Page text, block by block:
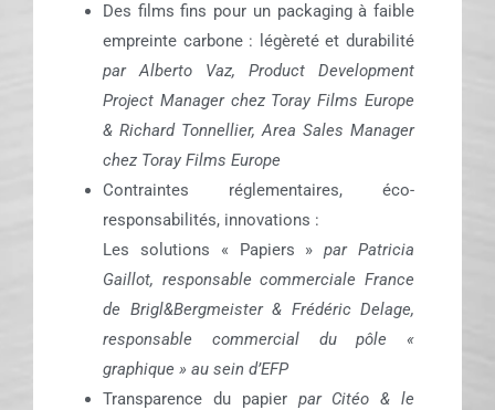
Des films fins pour un packaging à faible
empreinte carbone : légèreté et durabilité
par Alberto Vaz, Product Development
Project Manager chez Toray Films Europe
& Richard Tonnellier, Area Sales Manager
chez Toray Films Europe
Contraintes réglementaires, éco-
responsabilités, innovations :
Les solutions « Papiers » par Patricia
Gaillot, responsable commerciale France
de Brigl&Bergmeister & Frédéric Delage,
responsable commercial du pôle «
graphique » au sein d’EFP
Transparence du papier par Citéo & le